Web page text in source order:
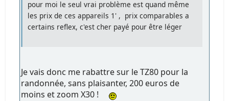
pour moi le seul vrai problème est quand même
les prix de ces appareils 1' , prix comparables a
certains reflex, c'est cher payé pour être léger
Je vais donc me rabattre sur le TZ80 pour la
randonnée, sans plaisanter, 200 euros de
moins et zoom X30 !